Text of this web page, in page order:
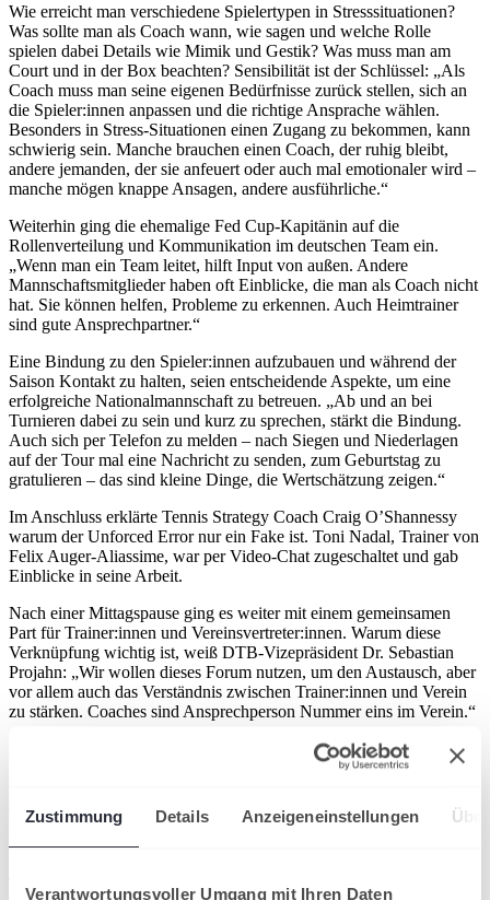
Zustimmung Details Anzeigeneinstellungen
Verantwortungsvoller Umgang mit Ihren Daten
Wie erreicht man verschiedene Spielertypen in Stresssituationen?
Was sollte man als Coach wann, wie sagen und welche Rolle
spielen dabei Details wie Mimik und Gestik? Was muss man am
Court und in der Box beachten? Sensibilität ist der Schlüssel: „Als
Coach muss man seine eigenen Bedürfnisse zurück stellen, sich an
die Spieler:innen anpassen und die richtige Ansprache wählen.
Besonders in Stress-Situationen einen Zugang zu bekommen, kann
schwierig sein. Manche brauchen einen Coach, der ruhig bleibt,
andere jemanden, der sie anfeuert oder auch mal emotionaler wird –
manche mögen knappe Ansagen, andere ausführliche.“
Weiterhin ging die ehemalige Fed Cup-Kapitänin auf die
Rollenverteilung und Kommunikation im deutschen Team ein.
„Wenn man ein Team leitet, hilft Input von außen. Andere
Mannschaftsmitglieder haben oft Einblicke, die man als Coach nicht
hat. Sie können helfen, Probleme zu erkennen. Auch Heimtrainer
sind gute Ansprechpartner.“
Eine Bindung zu den Spieler:innen aufzubauen und während der
Saison Kontakt zu halten, seien entscheidende Aspekte, um eine
erfolgreiche Nationalmannschaft zu betreuen. „Ab und an bei
Turnieren dabei zu sein und kurz zu sprechen, stärkt die Bindung.
Auch sich per Telefon zu melden – nach Siegen und Niederlagen
auf der Tour mal eine Nachricht zu senden, zum Geburtstag zu
gratulieren – das sind kleine Dinge, die Wertschätzung zeigen.“
Im Anschluss erklärte Tennis Strategy Coach Craig O’Shannessy
warum der Unforced Error nur ein Fake ist. Toni Nadal, Trainer von
Felix Auger-Aliassime, war per Video-Chat zugeschaltet und gab
Einblicke in seine Arbeit.
Nach einer Mittagspause ging es weiter mit einem gemeinsamen
Part für Trainer:innen und Vereinsvertreter:innen. Warum diese
Verknüpfung wichtig ist, weiß DTB-Vizepräsident Dr. Sebastian
Projahn: „Wir wollen dieses Forum nutzen, um den Austausch, aber
vor allem auch das Verständnis zwischen Trainer:innen und Verein
zu stärken. Coaches sind Ansprechperson Nummer eins im Verein.“
Wie das funktionieren kann, wurde beim nächsten Vortrag gezeigt.
Ein neues Kindertenniskonzept soll per App Tennistrainer:innen und
das Ziel, Kindern den Sport über Spaß am Spiel beizubringen.
Später wurde mit einem Beitrag von Christoph Herrmann,
Tellerrand gewagt, ehe die Trendsportart Padel in den Fokus rückte.